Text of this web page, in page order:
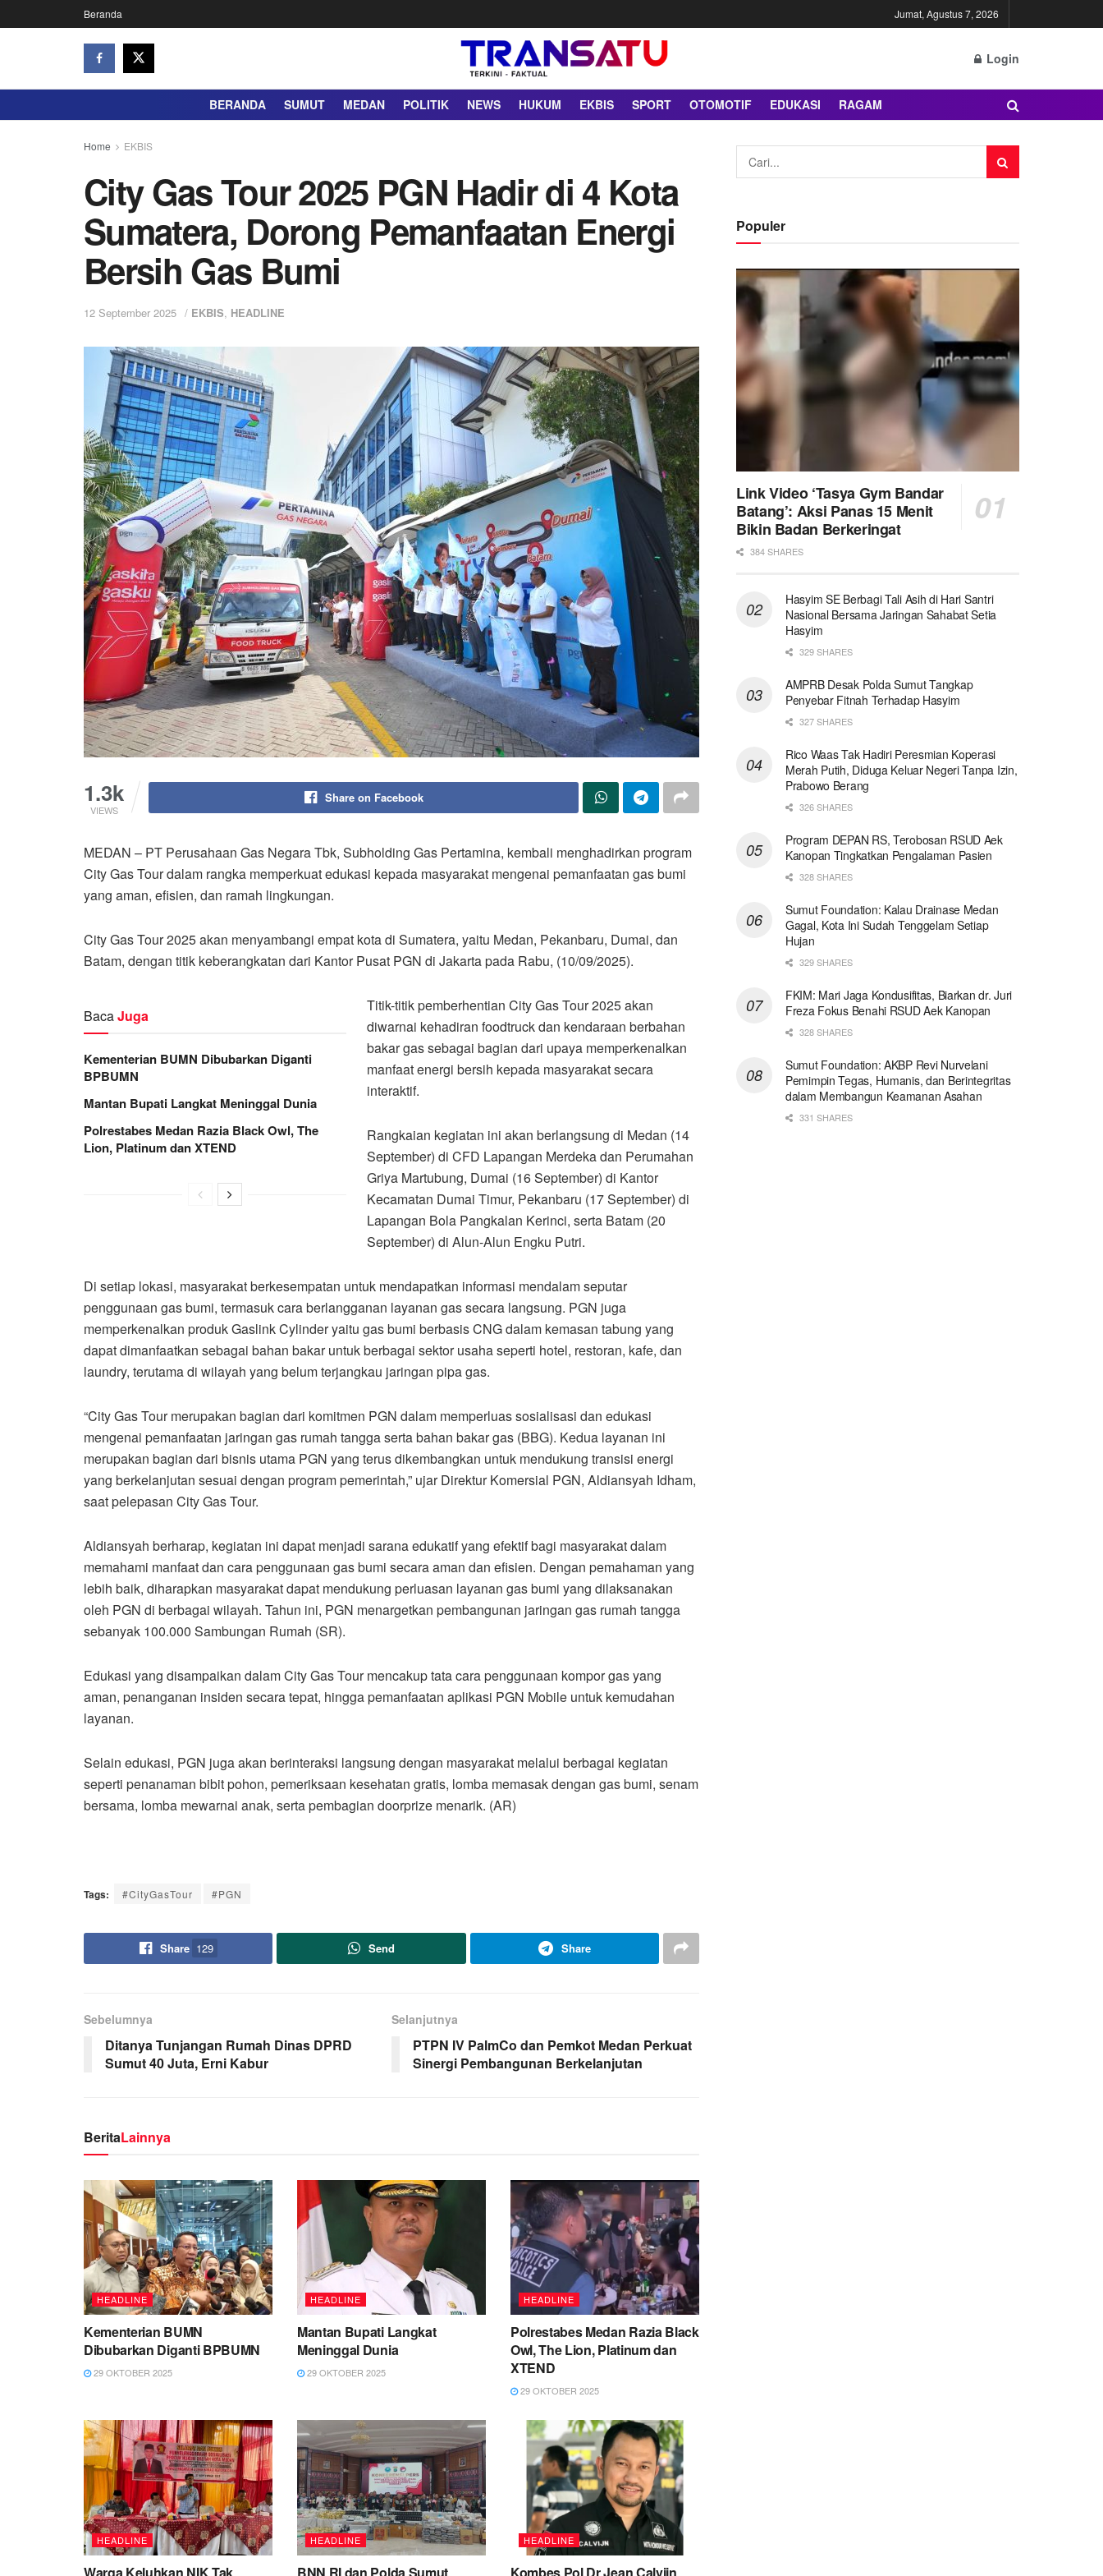
Beranda Jumat, Agustus 7, 2026
Login
BERANDA SUMUT MEDAN POLITIK NEWS HUKUM EKBIS SPORT OTOMOTIF EDUKASI RAGAM
Home EKBIS
City Gas Tour 2025 PGN Hadir di 4 Kota
Sumatera, Dorong Pemanfaatan Energi
Bersih Gas Bumi
12 September 2025 / EKBIS, HEADLINE
1.3k
VIEWS
Share on Facebook
MEDAN – PT Perusahaan Gas Negara Tbk, Subholding Gas Pertamina, kembali menghadirkan program
City Gas Tour dalam rangka memperkuat edukasi kepada masyarakat mengenai pemanfaatan gas bumi
yang aman, efisien, dan ramah lingkungan.
City Gas Tour 2025 akan menyambangi empat kota di Sumatera, yaitu Medan, Pekanbaru, Dumai, dan
Batam, dengan titik keberangkatan dari Kantor Pusat PGN di Jakarta pada Rabu, (10/09/2025).
BacaJuga
Kementerian BUMN Dibubarkan Diganti
BPBUMN
Mantan Bupati Langkat Meninggal Dunia
Polrestabes Medan Razia Black Owl, The
Lion, Platinum dan XTEND
Titik-titik pemberhentian City Gas Tour 2025 akan
diwarnai kehadiran foodtruck dan kendaraan berbahan
bakar gas sebagai bagian dari upaya memperkenalkan
manfaat energi bersih kepada masyarakat secara
interaktif.
Rangkaian kegiatan ini akan berlangsung di Medan (14
September) di CFD Lapangan Merdeka dan Perumahan
Griya Martubung, Dumai (16 September) di Kantor
Kecamatan Dumai Timur, Pekanbaru (17 September) di
Lapangan Bola Pangkalan Kerinci, serta Batam (20
September) di Alun-Alun Engku Putri.
Di setiap lokasi, masyarakat berkesempatan untuk mendapatkan informasi mendalam seputar
penggunaan gas bumi, termasuk cara berlangganan layanan gas secara langsung. PGN juga
memperkenalkan produk Gaslink Cylinder yaitu gas bumi berbasis CNG dalam kemasan tabung yang
dapat dimanfaatkan sebagai bahan bakar untuk berbagai sektor usaha seperti hotel, restoran, kafe, dan
laundry, terutama di wilayah yang belum terjangkau jaringan pipa gas.
“City Gas Tour merupakan bagian dari komitmen PGN dalam memperluas sosialisasi dan edukasi
mengenai pemanfaatan jaringan gas rumah tangga serta bahan bakar gas (BBG). Kedua layanan ini
merupakan bagian dari bisnis utama PGN yang terus dikembangkan untuk mendukung transisi energi
yang berkelanjutan sesuai dengan program pemerintah,” ujar Direktur Komersial PGN, Aldiansyah Idham,
saat pelepasan City Gas Tour.
Aldiansyah berharap, kegiatan ini dapat menjadi sarana edukatif yang efektif bagi masyarakat dalam
memahami manfaat dan cara penggunaan gas bumi secara aman dan efisien. Dengan pemahaman yang
lebih baik, diharapkan masyarakat dapat mendukung perluasan layanan gas bumi yang dilaksanakan
oleh PGN di berbagai wilayah. Tahun ini, PGN menargetkan pembangunan jaringan gas rumah tangga
sebanyak 100.000 Sambungan Rumah (SR).
Edukasi yang disampaikan dalam City Gas Tour mencakup tata cara penggunaan kompor gas yang
aman, penanganan insiden secara tepat, hingga pemanfaatan aplikasi PGN Mobile untuk kemudahan
layanan.
Selain edukasi, PGN juga akan berinteraksi langsung dengan masyarakat melalui berbagai kegiatan
seperti penanaman bibit pohon, pemeriksaan kesehatan gratis, lomba memasak dengan gas bumi, senam
bersama, lomba mewarnai anak, serta pembagian doorprize menarik. (AR)
Tags: #CityGasTour #PGN
Share 129 Send Share
Sebelumnya
Ditanya Tunjangan Rumah Dinas DPRD
Sumut 40 Juta, Erni Kabur
Selanjutnya
PTPN IV PalmCo dan Pemkot Medan Perkuat
Sinergi Pembangunan Berkelanjutan
BeritaLainnya
HEADLINE
Kementerian BUMN
Dibubarkan Diganti BPBUMN
29 OKTOBER 2025
HEADLINE
Mantan Bupati Langkat
Meninggal Dunia
29 OKTOBER 2025
HEADLINE
Polrestabes Medan Razia Black
Owl, The Lion, Platinum dan
XTEND
29 OKTOBER 2025
HEADLINE
Warga Keluhkan NIK Tak
HEADLINE
BNN RI dan Polda Sumut
HEADLINE
Kombes Pol Dr Jean Calvijn
Populer
Link Video ‘Tasya Gym Bandar
Batang’: Aksi Panas 15 Menit
Bikin Badan Berkeringat
384 SHARES
Hasyim SE Berbagi Tali Asih di Hari Santri
Nasional Bersama Jaringan Sahabat Setia
Hasyim
329 SHARES
AMPRB Desak Polda Sumut Tangkap
Penyebar Fitnah Terhadap Hasyim
327 SHARES
Rico Waas Tak Hadiri Peresmian Koperasi
Merah Putih, Diduga Keluar Negeri Tanpa Izin,
Prabowo Berang
326 SHARES
Program DEPAN RS, Terobosan RSUD Aek
Kanopan Tingkatkan Pengalaman Pasien
328 SHARES
Sumut Foundation: Kalau Drainase Medan
Gagal, Kota Ini Sudah Tenggelam Setiap
Hujan
329 SHARES
FKIM: Mari Jaga Kondusifitas, Biarkan dr. Juri
Freza Fokus Benahi RSUD Aek Kanopan
328 SHARES
Sumut Foundation: AKBP Revi Nurvelani
Pemimpin Tegas, Humanis, dan Berintegritas
dalam Membangun Keamanan Asahan
331 SHARES